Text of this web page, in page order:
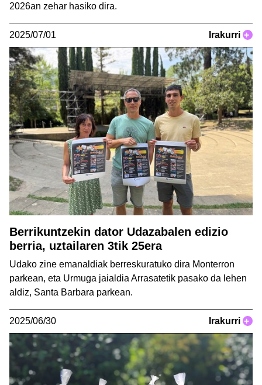
2026an zehar hasiko dira.
2025/07/01 Irakurri +
Berrikuntzekin dator Udazabalen edizio
berria, uztailaren 3tik 25era
Udako zine emanaldiak berreskuratuko dira Monterron
parkean, eta Urmuga jaialdia Arrasatetik pasako da lehen
aldiz, Santa Barbara parkean.
2025/06/30 Irakurri +